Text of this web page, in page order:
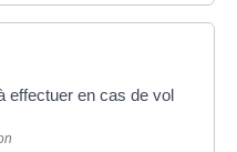
effectuer en cas de vol